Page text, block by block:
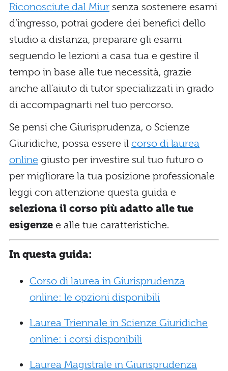
Riconosciute dal Miursenza sostenere esami
d’ingresso, potrai godere dei benefici dello
studio a distanza, preparare gli esami
seguendo le lezioni a casa tua e gestire il
tempo in base alle tue necessità, grazie
anche all’aiuto di tutor specializzati in grado
di accompagnarti nel tuo percorso.
Se pensi che Giurisprudenza, o Scienze
Giuridiche, possa essere il corso di laurea
online giusto per investire sul tuo futuro o
per migliorare la tua posizione professionale
leggi con attenzione questa guida e
seleziona il corso più adatto alle tue
esigenze e alle tue caratteristiche.
In questa guida:
Corso di laurea in Giurisprudenza
online: le opzioni disponibili
Laurea Triennale in Scienze Giuridiche
online: i corsi disponibili
Laurea Magistrale in Giurisprudenza